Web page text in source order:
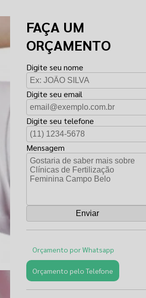
FAÇA UM
ORÇAMENTO
Digite seu nome
Digite seu email
Digite seu telefone
Mensagem
Orçamento por Whatsapp
Orçamento pelo Telefone